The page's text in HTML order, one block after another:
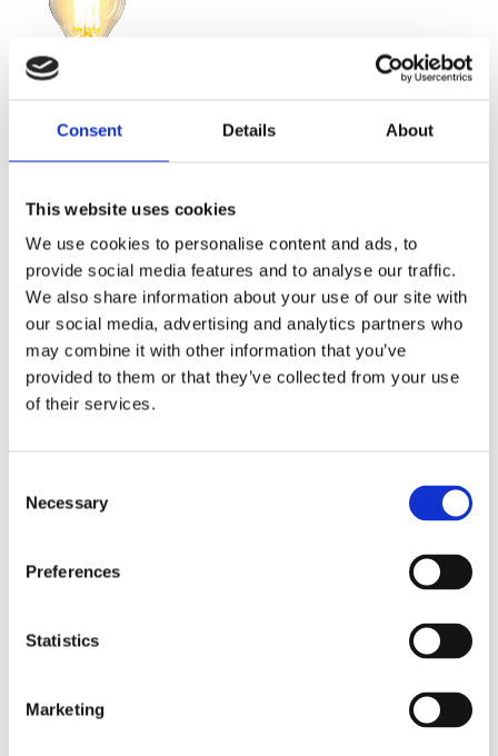
Consent Details About
This website uses cookies
We use cookies to personalise content and ads, to
provide social media features and to analyse our traffic.
We also share information about your use of our site with
our social media, advertising and analytics partners who
may combine it with other information that you’ve
provided to them or that they’ve collected from your use
of their services.
Selection
Necessary
Preferences
Statistics
Marketing
49,00KR
Antal
KÖP
Lagerstatus 16 st i lager Artikelnr 351-23-1
Tillverkare
Star Trading
Fri frakt över 995kr
Snabba leveranser
sockel. Färgtemperaturen är 2700K och lampan är